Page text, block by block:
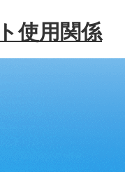
使用関係